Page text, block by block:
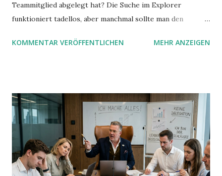
Teammitglied abgelegt hat? Die Suche im Explorer
funktioniert tadellos, aber manchmal sollte man den
mit UND oder ODER oder NICHT... Das geht so einfach,
KOMMENTAR VERÖFFENTLICHEN MEHR ANZEIGEN